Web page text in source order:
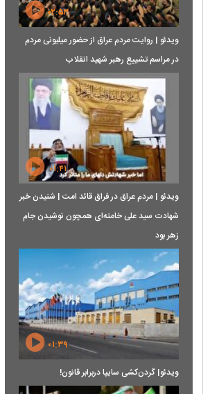
۰۲:۵۳
ویدئو | روایت مردم عراق از حضور میلیونی مردم
در مراسم تشییع رهبر شهید انقلاب
۰۱:۴۱
ویدئو | مردم عراق در فراق قائد امت | شنیدن خبر
شهادت سید علی خامنه‌ای همچون نوشیدن جام
زهر بود
۰۱:۳۹
ویدئو| گردن‌کشی سایپا دربرابر قانون!